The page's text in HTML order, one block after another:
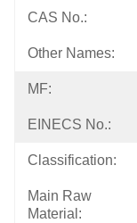
CAS No.:
Other Names:
MF:
EINECS No.:
Classification:
Main Raw
Material: